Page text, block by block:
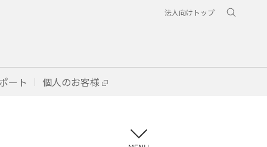
法人向けトップ
ート 個人のお客様